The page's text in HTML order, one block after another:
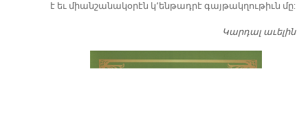
է եւ միանշանակօրէն կ՚ենթադրէ գայթակղութիւն մը:
Կարդալ աւելին